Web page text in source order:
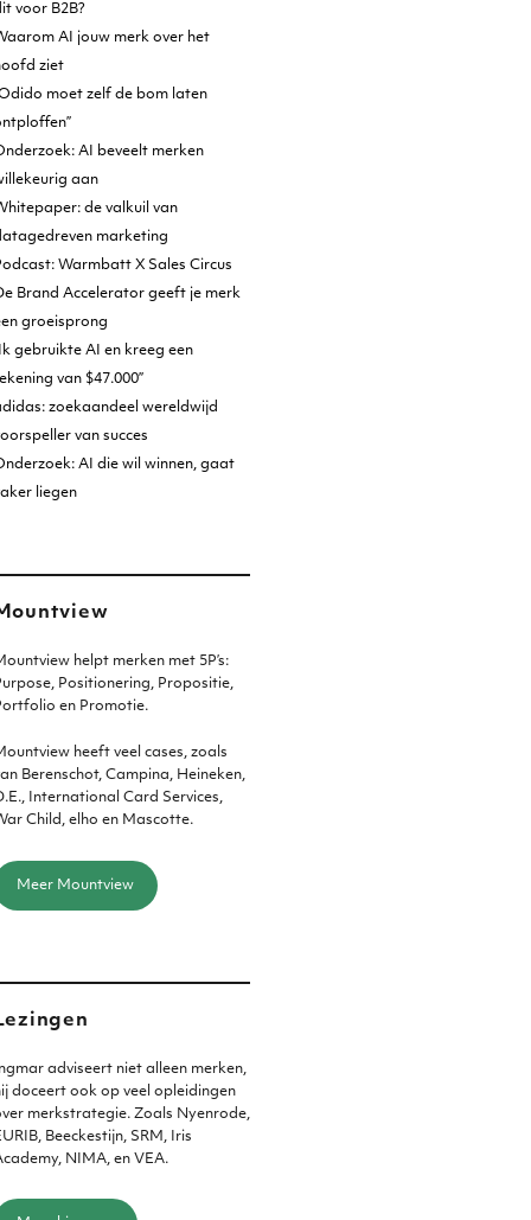
voor B2B?
AI jouw merk over het
ziet
moet zelf de bom laten
AI beveelt merken
aan
de valkuil van
marketing
Warmbatt X Sales Circus
Brand Accelerator geeft je merk
groeisprong
gebruikte AI en kreeg een
van $47.000”
zoekaandeel wereldwijd
van succes
AI die wil winnen, gaat
liegen
helpt merken met 5P’s:
Positionering, Propositie,
en Promotie.
heeft veel cases, zoals
Berenschot, Campina, Heineken,
International Card Services,
Child, elho en Mascotte.
Meer Mountview
Ingmar adviseert niet alleen merken,
doceert ook op veel opleidingen
merkstrategie. Zoals Nyenrode,
Beeckestijn, SRM, Iris
NIMA, en VEA.